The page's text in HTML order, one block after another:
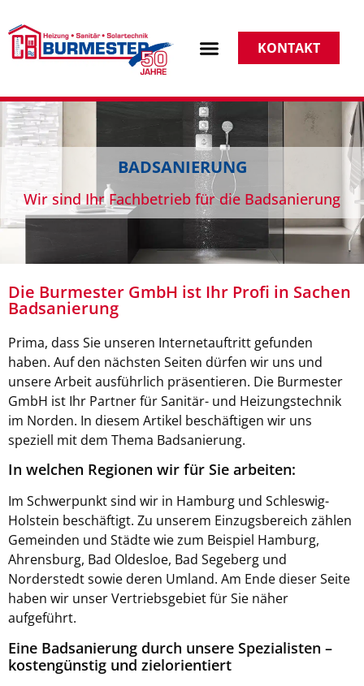
KONTAKT
BADSANIERUNG
Wir sind Ihr Fachbetrieb für die Badsanierung
Die Burmester GmbH ist Ihr Profi in Sachen
Badsanierung
Prima, dass Sie unseren Internetauftritt gefunden
haben. Auf den nächsten Seiten dürfen wir uns und
unsere Arbeit ausführlich präsentieren. Die Burmester
GmbH ist Ihr Partner für Sanitär- und Heizungstechnik
im Norden. In diesem Artikel beschäftigen wir uns
speziell mit dem Thema Badsanierung.
In welchen Regionen wir für Sie arbeiten:
Im Schwerpunkt sind wir in Hamburg und Schleswig-
Holstein beschäftigt. Zu unserem Einzugsbereich zählen
Gemeinden und Städte wie zum Beispiel Hamburg,
Ahrensburg, Bad Oldesloe, Bad Segeberg und
Norderstedt sowie deren Umland. Am Ende dieser Seite
haben wir unser Vertriebsgebiet für Sie näher
aufgeführt.
Eine Badsanierung durch unsere Spezialisten –
kostengünstig und zielorientiert